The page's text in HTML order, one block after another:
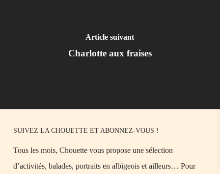
Article suivant
Charlotte aux fraises
SUIVEZ LA CHOUETTE ET ABONNEZ-VOUS !
Tous les mois, Chouette vous propose une sélection
d’activités, balades, portraits en albigeois et ailleurs… Pour